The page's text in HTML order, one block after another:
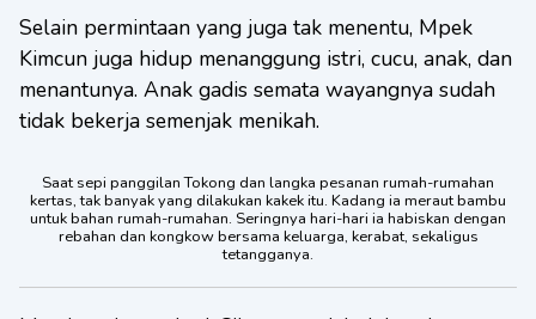
Selain permintaan yang juga tak menentu, Mpek
Kimcun juga hidup menanggung istri, cucu, anak, dan
menantunya. Anak gadis semata wayangnya sudah
tidak bekerja semenjak menikah.
Saat sepi panggilan Tokong dan langka pesanan rumah-rumahan
kertas, tak banyak yang dilakukan kakek itu. Kadang ia meraut bambu
untuk bahan rumah-rumahan. Seringnya hari-hari ia habiskan dengan
rebahan dan kongkow bersama keluarga, kerabat, sekaligus
tetangganya.